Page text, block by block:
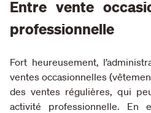
Entre vente
professionnelle
Fort heureusement,
ventes occasionnelles
des ventes régulières, qui
activité professionnelle.